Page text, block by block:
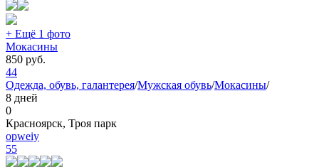
+ Ещё 1 фото
Мокасины
850 руб.
44
Одежда, обувь, галантерея/Мужская обувь/Мокасины/
8 дней
0
Красноярск, Троя парк
opweiy
55